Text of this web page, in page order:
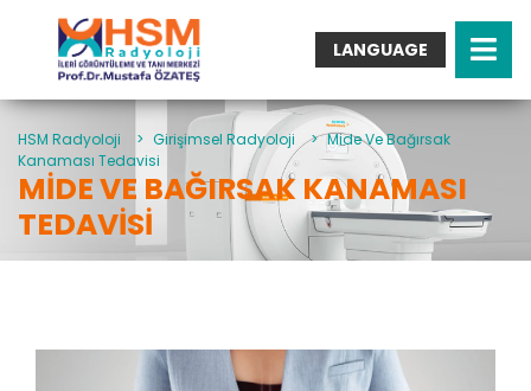
LANGUAGE
Turkish
English
Arabic
German
French
Italian
HSM Radyoloji > Girişimsel Radyoloji > Mide Ve Bağırsak
Kanaması Tedavisi
MIDE VE BAĞIRSAK KANAMASI
TEDAVISI